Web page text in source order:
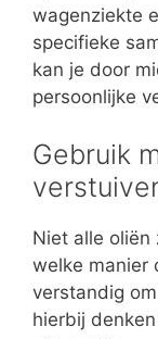
wagenziekte
specifieke
kan je door
persoonlijke
Gebruik
Niet alle oliën
welke manier
verstandig
hierbij